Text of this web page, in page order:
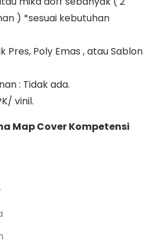
) *sesuai kebutuhan
Pres, Poly Emas , atau Sablon
: Tidak ada.
vinil.
Map Cover Kompetensi